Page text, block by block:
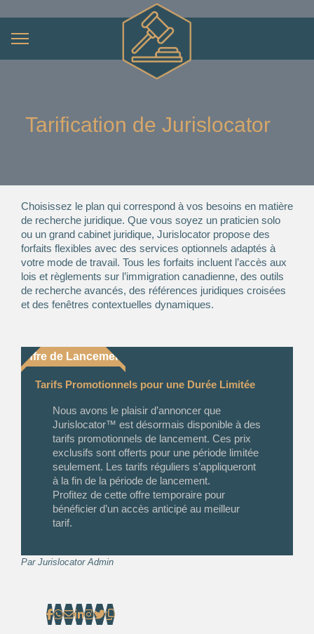
Tarification de Jurislocator
Choisissez le plan qui correspond à vos besoins en matière
de recherche juridique. Que vous soyez un praticien solo
ou un grand cabinet juridique, Jurislocator propose des
forfaits flexibles avec des services optionnels adaptés à
votre mode de travail. Tous les forfaits incluent l’accès aux
lois et règlements sur l’immigration canadienne, des outils
de recherche avancés, des références juridiques croisées
et des fenêtres contextuelles dynamiques.
Offre de Lancement
Tarifs Promotionnels pour une Durée Limitée
Nous avons le plaisir d’annoncer que
Jurislocator™ est désormais disponible à des
tarifs promotionnels de lancement. Ces prix
exclusifs sont offerts pour une période limitée
seulement. Les tarifs réguliers s’appliqueront
à la fin de la période de lancement.
Profitez de cette offre temporaire pour
bénéficier d’un accès anticipé au meilleur
tarif.
Par Jurislocator Admin